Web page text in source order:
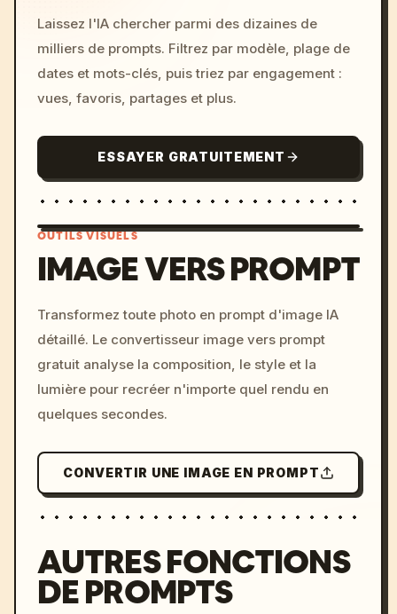
Laissez l'IA chercher parmi des dizaines de
milliers de prompts. Filtrez par modèle, plage de
dates et mots-clés, puis triez par engagement :
vues, favoris, partages et plus.
ESSAYER GRATUITEMENT
c, cyberpunk sunset, neon
colors, 8k --v 6.0
OUTILS VISUELS
IMAGE VERS PROMPT
Transformez toute photo en prompt d'image IA
détaillé. Le convertisseur image vers prompt
gratuit analyse la composition, le style et la
lumière pour recréer n'importe quel rendu en
quelques secondes.
CONVERTIR UNE IMAGE EN PROMPT
AUTRES FONCTIONS
DE PROMPTS